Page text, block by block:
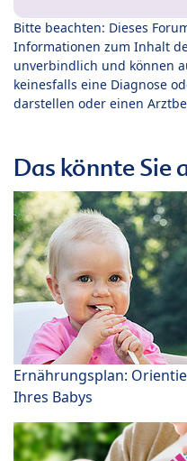
Bitte beachten: Dieses
Informationen zum Inhalt
unverbindlich und können
keinesfalls eine Diagnose
darstellen oder einen
Das könnte Sie
Ernährungsplan:
Ihres Babys